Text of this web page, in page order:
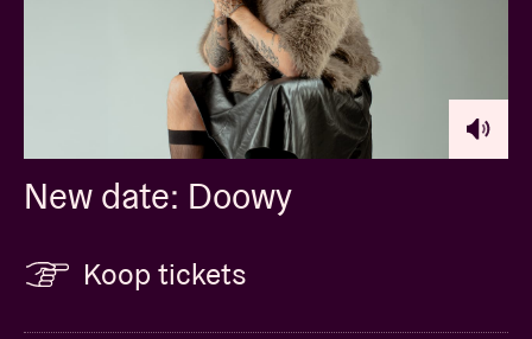
New date: Doowy
Koop tickets